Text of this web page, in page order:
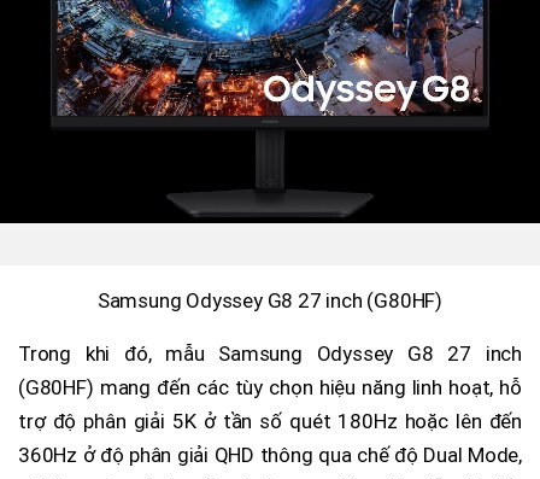
Samsung Odyssey G8 27 inch (G80HF)
Trong khi đó, mẫu Samsung Odyssey G8 27 inch
(G80HF) mang đến các tùy chọn hiệu năng linh hoạt, hỗ
trợ độ phân giải 5K ở tần số quét 180Hz hoặc lên đến
360Hz ở độ phân giải QHD thông qua chế độ Dual Mode,